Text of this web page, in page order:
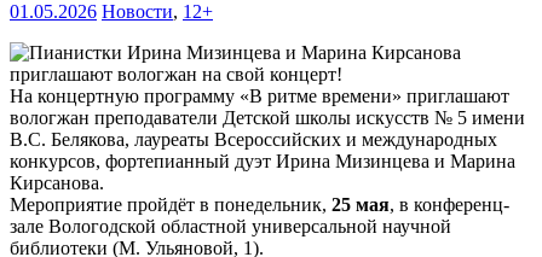
01.05.2026 Новости, 12+
На концертную программу «В ритме времени» приглашают
вологжан преподаватели Детской школы искусств № 5 имени
В.С. Белякова, лауреаты Всероссийских и международных
конкурсов, фортепианный дуэт Ирина Мизинцева и Марина
Кирсанова.
Мероприятие пройдёт в понедельник, 25 мая, в конференц-
зале Вологодской областной универсальной научной
библиотеки (М. Ульяновой, 1).